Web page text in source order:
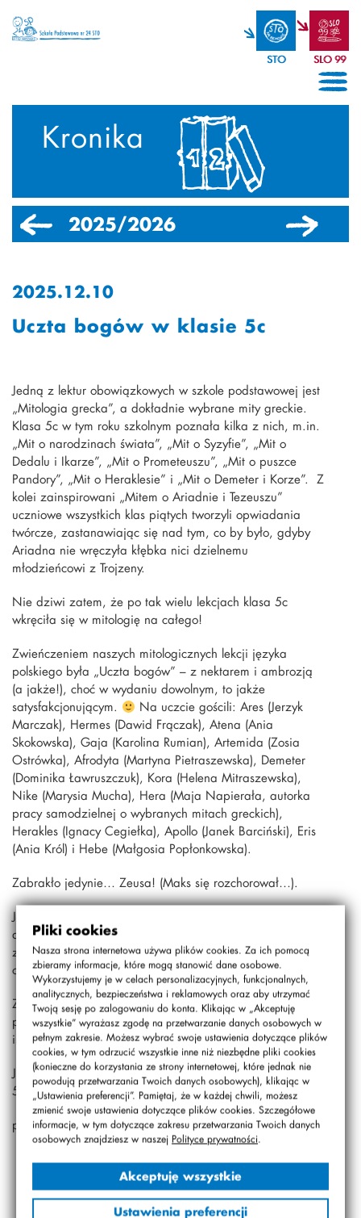
Pliki cookies
Nasza strona internetowa używa plików cookies. Za ich pomocą
zbieramy informacje, które mogą stanowić dane osobowe.
Wykorzystujemy je w celach personalizacyjnych, funkcjonalnych,
analitycznych, bezpieczeństwa i reklamowych oraz aby utrzymać
Twoją sesję po zalogowaniu do konta. Klikając w „Akceptuję
wszystkie” wyrażasz zgodę na przetwarzanie danych osobowych w
pełnym zakresie. Możesz wybrać swoje ustawienia dotyczące plików
cookies, w tym odrzucić wszystkie inne niż niezbędne pliki cookies
(konieczne do korzystania ze strony internetowej, które jednak nie
powodują przetwarzania Twoich danych osobowych), klikając w
„Ustawienia preferencji”. Pamiętaj, że w każdej chwili, możesz
zmienić swoje ustawienia dotyczące plików cookies. Szczegółowe
informacje, w tym dotyczące zakresu przetwarzania Twoich danych
osobowych znajdziesz w naszej Polityce prywatności.
Akceptuję wszystkie
Ustawienia preferencji
STO SLO 99
Kronika
2025/2026 2024/2025
2025.12.10
Uczta bogów w klasie 5c
Jedną z lektur obowiązkowych w szkole podstawowej jest
„Mitologia grecka”, a dokładnie wybrane mity greckie.
Klasa 5c w tym roku szkolnym poznała kilka z nich, m.in.
„Mit o narodzinach świata”, „Mit o Syzyfie”, „Mit o
Dedalu i Ikarze”, „Mit o Prometeuszu”, „Mit o puszce
Pandory”, „Mit o Heraklesie” i „Mit o Demeter i Korze”. Z
kolei zainspirowani „Mitem o Ariadnie i Tezeuszu”
uczniowe wszystkich klas piątych tworzyli opwiadania
twórcze, zastanawiając się nad tym, co by było, gdyby
Ariadna nie wręczyła kłębka nici dzielnemu
młodzieńcowi z Trojzeny.
Nie dziwi zatem, że po tak wielu lekcjach klasa 5c
wkręciła się w mitologię na całego!
Zwieńczeniem naszych mitologicznych lekcji języka
polskiego była „Uczta bogów” – z nektarem i ambrozją
(a jakże!), choć w wydaniu dowolnym, to jakże
satysfakcjonującym.
Na uczcie gościli: Ares (Jerzyk
Marczak), Hermes (Dawid Frączak), Atena (Ania
Skokowska), Gaja (Karolina Rumian), Artemida (Zosia
Ostrówka), Afrodyta (Martyna Pietraszewska), Demeter
(Dominika Ławruszczuk), Kora (Helena Mitraszewska),
Nike (Marysia Mucha), Hera (Maja Napierała, autorka
pracy samodzielnej o wybranych mitach greckich),
Herakles (Ignacy Cegiełka), Apollo (Janek Barciński), Eris
(Ania Król) i Hebe (Małgosia Popłonkowska).
Zabrakło jedynie… Zeusa! (Maks się rozchorował…).
Jak widać największym bogom życie czasem płata figle,
ale i temu psikusowi udało się zaradzić. Zeusa godnie
zastąpili jego bracia: Posejdon (czyli Antek Pierzchała)
oraz Hades (w tę rolę wcielił się ochoczo Olek Kucharski).
Zapraszam do galerii, a polonistce pozostałych klas
piątych, pani Agnieszce Drabik, bardzo dziękuję za
inspirację.
Już w styczniu, w karnawale, kolejne uczty bogów – klas
5a i 5b. Czekamy z niecierpliwością!
pani Basia Sowa